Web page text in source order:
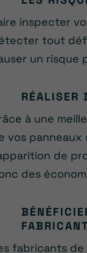
inspecter
tout
un risque
RÉALISER
à une
vos panneaux
de
des
FABRICANT
fabricants